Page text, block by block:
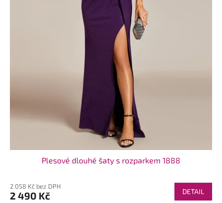
Plesové dlouhé šaty s rozparkem 1888
2 058 Kč bez DPH
2 490 Kč DETAIL